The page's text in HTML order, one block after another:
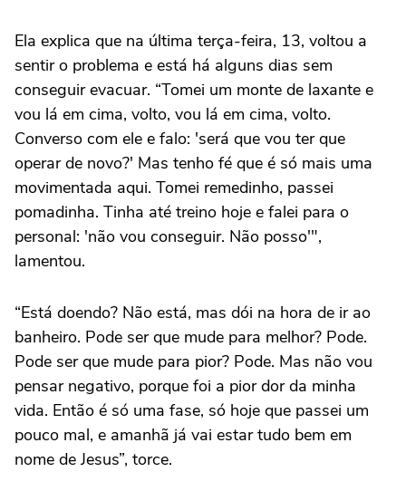
Ela explica que na última terça-feira, 13, voltou a
sentir o problema e está há alguns dias sem
conseguir evacuar. “Tomei um monte de laxante e
vou lá em cima, volto, vou lá em cima, volto.
Converso com ele e falo: 'será que vou ter que
operar de novo?' Mas tenho fé que é só mais uma
movimentada aqui. Tomei remedinho, passei
pomadinha. Tinha até treino hoje e falei para o
personal: 'não vou conseguir. Não posso'",
lamentou.
“Está doendo? Não está, mas dói na hora de ir ao
banheiro. Pode ser que mude para melhor? Pode.
Pode ser que mude para pior? Pode. Mas não vou
pensar negativo, porque foi a pior dor da minha
vida. Então é só uma fase, só hoje que passei um
pouco mal, e amanhã já vai estar tudo bem em
nome de Jesus”, torce.